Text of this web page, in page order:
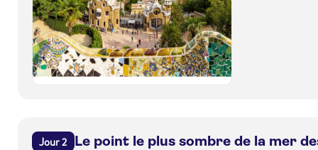
Jour 2 Le point le plus sombre de la mer